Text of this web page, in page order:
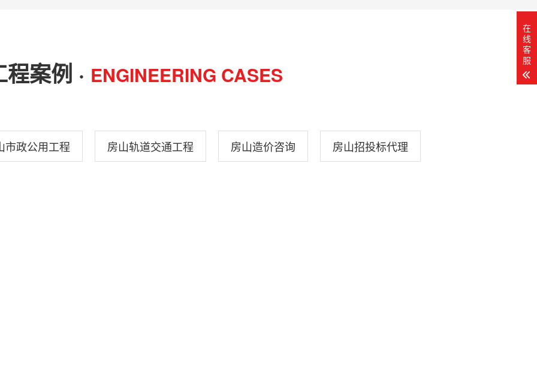
案例 · ENGINEERING CASES
市政公用工程 房山轨道交通工程 房山造价咨询 房山招投标代理
在
线
客
服